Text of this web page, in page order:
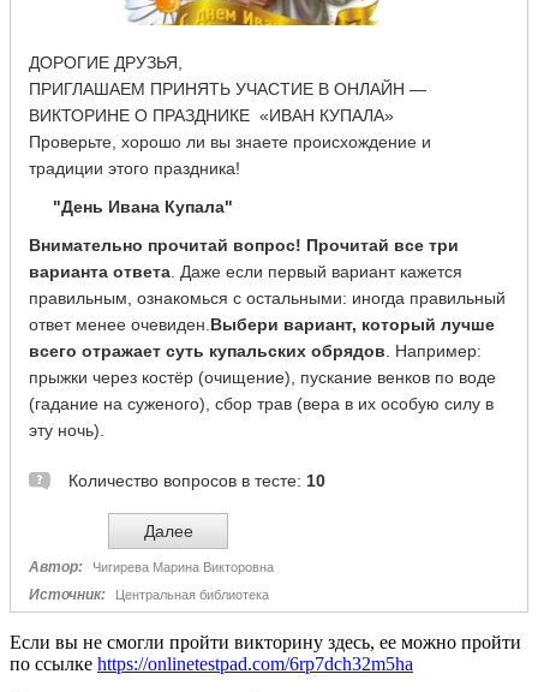
Если вы не смогли пройти викторину здесь, ее можно пройти
по ссылке https://onlinetestpad.com/6rp7dch32m5ha